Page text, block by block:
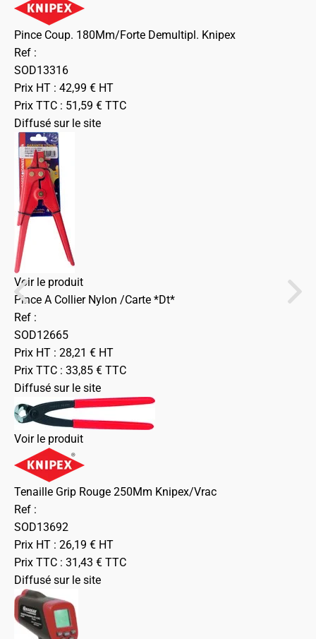
Pince Coup. 180Mm/Forte Demultipl. Knipex
Ref :
SOD13316
Prix HT : 42,99 € HT
Prix TTC : 51,59 € TTC
Diffusé sur le site
Voir le produit
Pince A Collier Nylon /Carte *Dt*
Ref :
SOD12665
Prix HT : 28,21 € HT
Prix TTC : 33,85 € TTC
Diffusé sur le site
Voir le produit
Tenaille Grip Rouge 250Mm Knipex/Vrac
Ref :
SOD13692
Prix HT : 26,19 € HT
Prix TTC : 31,43 € TTC
Diffusé sur le site